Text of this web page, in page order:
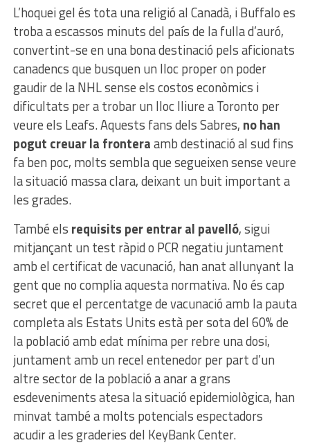
L’hoquei gel és tota una religió al Canadà, i Buffalo es
troba a escassos minuts del país de la fulla d’auró,
convertint-se en una bona destinació pels aficionats
canadencs que busquen un lloc proper on poder
gaudir de la NHL sense els costos econòmics i
dificultats per a trobar un lloc lliure a Toronto per
veure els Leafs. Aquests fans dels Sabres, no han
pogut creuar la fronteraamb destinació al sud fins
fa ben poc, molts sembla que segueixen sense veure
la situació massa clara, deixant un buit important a
les grades.
També els requisits per entrar al pavelló, sigui
mitjançant un test ràpid o PCR negatiu juntament
amb el certificat de vacunació, han anat allunyant la
gent que no complia aquesta normativa. No és cap
secret que el percentatge de vacunació amb la pauta
completa als Estats Units està per sota del 60% de
la població amb edat mínima per rebre una dosi,
juntament amb un recel entenedor per part d’un
altre sector de la població a anar a grans
esdeveniments atesa la situació epidemiològica, han
minvat també a molts potencials espectadors
acudir a les graderies del KeyBank Center.